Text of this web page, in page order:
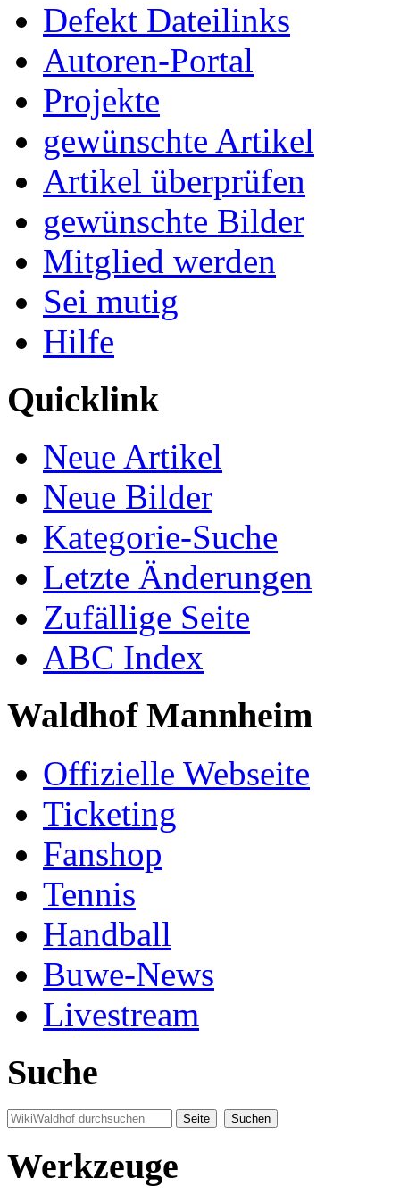
Defekt Dateilinks
Autoren-Portal
Projekte
gewünschte Artikel
Artikel überprüfen
gewünschte Bilder
Mitglied werden
Sei mutig
Hilfe
Quicklink
Neue Artikel
Neue Bilder
Kategorie-Suche
Letzte Änderungen
Zufällige Seite
ABC Index
Waldhof Mannheim
Offizielle Webseite
Ticketing
Fanshop
Tennis
Handball
Buwe-News
Livestream
Suche
Werkzeuge